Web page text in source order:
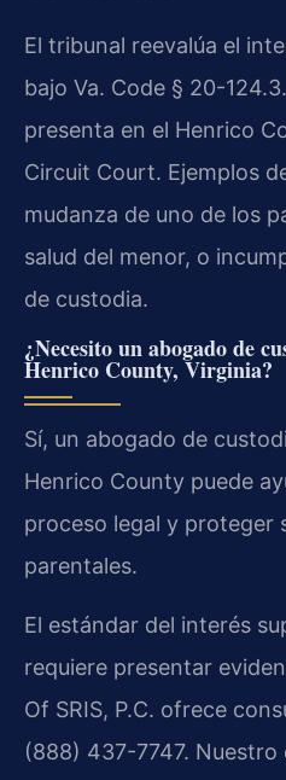
El tribunal reevalúa el
bajo Va. Code § 20-
presenta en el Henrico
Circuit Court. Ejemplos
mudanza de uno de los
salud del menor, o
de custodia.
¿Necesito un abogado de
Henrico County, Virginia?
Sí, un abogado de
Henrico County puede
proceso legal y proteger
parentales.
El estándar del interés
requiere presentar
Of SRIS, P.C. ofrece
(888) 437-7747. Nuestro